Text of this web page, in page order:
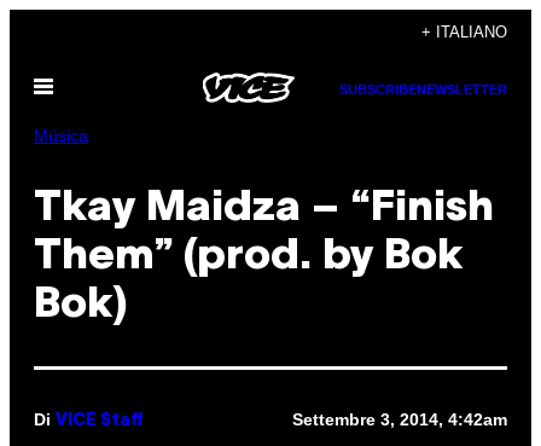
contenuto
+ ITALIANO
Apri
SUBSCRIBENEWSLETTER
Música
Tkay Maidza – “Finish
Them” (prod. by Bok
Bok)
Di VICE Staff Settembre 3, 2014, 4:42am